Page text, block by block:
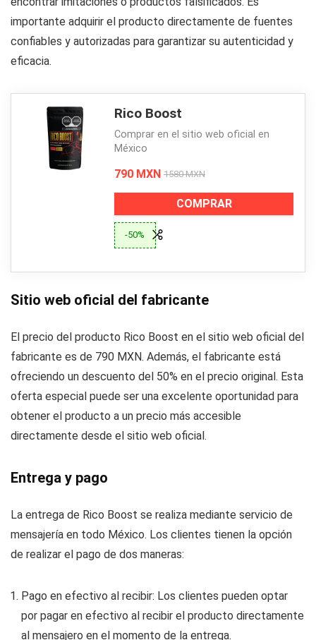
importante adquirir el producto directamente de fuentes
confiables y autorizadas para garantizar su autenticidad y
eficacia.
Rico Boost
Comprar en el sitio web oficial en
México
790 MXN 1580 MXN
COMPRAR
-50%
Sitio web oficial del fabricante
El precio del producto Rico Boost en el sitio web oficial del
fabricante es de 790 MXN. Además, el fabricante está
ofreciendo un descuento del 50% en el precio original. Esta
oferta especial puede ser una excelente oportunidad para
obtener el producto a un precio más accesible
directamente desde el sitio web oficial.
Entrega y pago
La entrega de Rico Boost se realiza mediante servicio de
mensajería en todo México. Los clientes tienen la opción
de realizar el pago de dos maneras:
Pago en efectivo al recibir: Los clientes pueden optar
por pagar en efectivo al recibir el producto directamente
al mensajero en el momento de la entrega.